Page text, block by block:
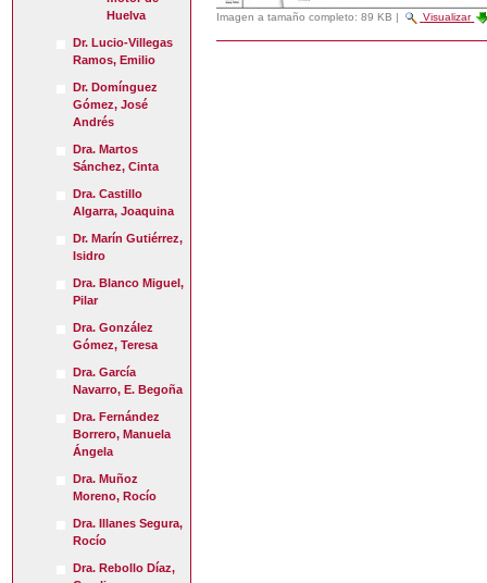
Huelva
Dr. Lucio-Villegas
Ramos, Emilio
Dr. Domínguez
Gómez, José
Andrés
Dra. Martos
Sánchez, Cinta
Dra. Castillo
Algarra, Joaquina
Dr. Marín Gutiérrez,
Isidro
Dra. Blanco Miguel,
Pilar
Dra. González
Gómez, Teresa
Dra. García
Navarro, E. Begoña
Dra. Fernández
Borrero, Manuela
Ángela
Dra. Muñoz
Moreno, Rocío
Dra. Illanes Segura,
Rocío
Dra. Rebollo Díaz,
Imagen a tamaño completo: 89 KB | Visualizar